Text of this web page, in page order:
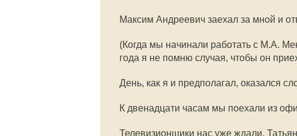
Максим Андреевич заехал за мной и
(Когда мы начинали работать с М.А.
года я не помню случая, чтобы он
День, как я и предполагал, оказался
К двенадцати часам мы поехали из
Телевизионщики нас уже ждали.